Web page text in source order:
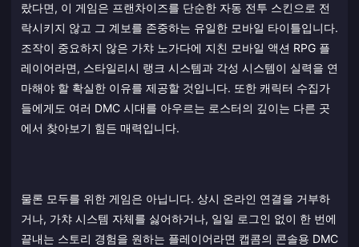
랐다면, 이 게임은 프랜차이즈를 단순한 자동 전투 스킨으로 전
락시키지 않고 그 계보를 존중하는 유일한 모바일 타이틀입니다.
조작이 중요하지 않은 가챠 노가다에 지친 모바일 액션 RPG 플
레이어라면, 스타일리시 랭크 시스템과 각성 시스템이 실력을 연
마해야 할 확실한 이유를 제공할 것입니다. 또한 캐릭터 수집가
들에게도 여러 DMC 시대를 아우르는 로스터의 깊이는 다른 곳
에서 찾아보기 힘든 매력입니다.
물론 모두를 위한 게임은 아닙니다. 상시 온라인 연결을 거부하
거나, 가챠 시스템 자체를 싫어하거나, 일일 로그인 없이 한 번에
끝내는 스토리 경험을 원하는 플레이어라면 캡콤의 콘솔용 DMC